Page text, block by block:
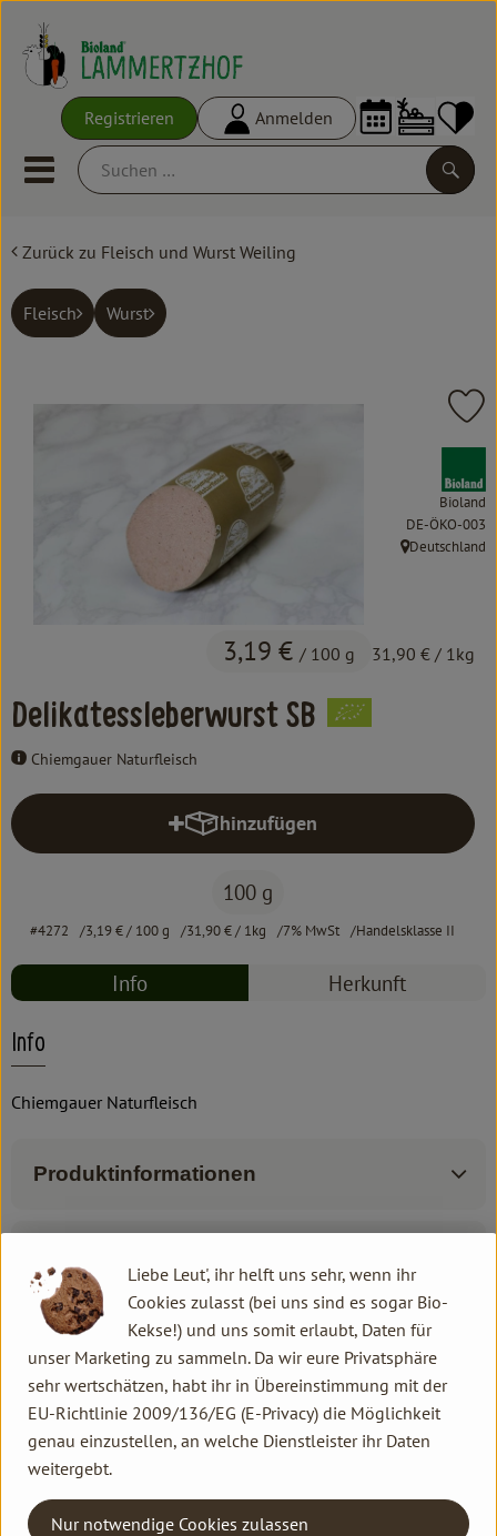
Registrieren Anmelden
Mobiles Menu öffnen oder
Ökokisten
Frisches
Vorratskammer
Kochen & Backen
Süß & Pikant
Einkaufen
Zurück zu Fleisch und Wurst Weiling
Fleisch Wurst
Delikatessleberwurst SB
Chiemgauer Naturfleisch
3,19 € / 100 g 31,90 € / 1kg
Bioland
, Kontrollstelle:
DE-ÖKO-003
, Herkunft:
Deutschland
hinzufügen
Produkt zum Warenkorb
100 g
#4272 3,19 €/ 100 g 31,90 €/ 1kg 7% MwSt Handelsklasse II
Info Herkunft
Info
Chiemgauer Naturfleisch
Produktinformationen
Produktdatenblatt
Herkunft
Hersteller: CHI
Liebe Leut', ihr helft uns sehr, wenn ihr
Cookies zulasst (bei uns sind es sogar Bio-
Kekse!) und uns somit erlaubt, Daten für
unser Marketing zu sammeln. Da wir eure Privatsphäre
sehr wertschätzen, habt ihr in Übereinstimmung mit der
EU-Richtlinie 2009/136/EG (E-Privacy) die Möglichkeit
genau einzustellen, an welche Dienstleister ihr Daten
weitergebt.
Nur notwendige Cookies zulassen